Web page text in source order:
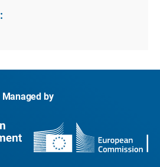
Managed by